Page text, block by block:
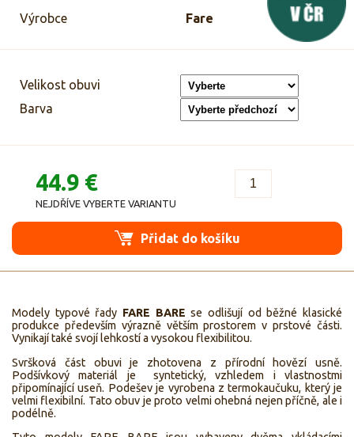
Výrobce Fare
Velikost obuvi
Barva
44.9 €
NEJDŘÍVE VYBERTE VARIANTU
Přidat do košíku
Modely typové řady FARE BARE se odlišují od běžné klasické
produkce především výrazně větším prostorem v prstové části.
Vynikají také svojí lehkostí a vysokou flexibilitou.
Svršková část obuvi je zhotovena z přírodní hovězí usně.
Podšívkový materiál je syntetický, vzhledem i vlastnostmi
připomínající useň. Podešev je vyrobena z termokaučuku, který je
velmi flexibilní. Tato obuv je proto velmi ohebná nejen příčně, ale i
podélně.